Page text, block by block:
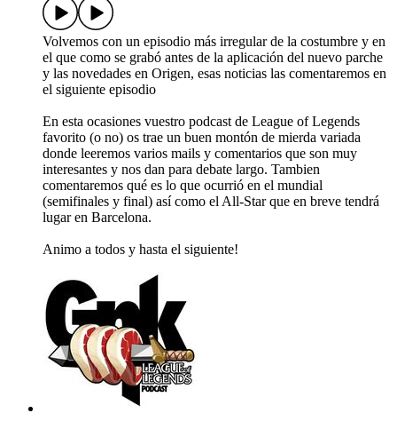
Volvemos con un episodio más irregular de la costumbre y en
el que como se grabó antes de la aplicación del nuevo parche
y las novedades en Origen, esas noticias las comentaremos en
el siguiente episodio
En esta ocasiones vuestro podcast de League of Legends
favorito (o no) os trae un buen montón de mierda variada
donde leeremos varios mails y comentarios que son muy
interesantes y nos dan para debate largo. Tambien
comentaremos qué es lo que ocurrió en el mundial
(semifinales y final) así como el All-Star que en breve tendrá
lugar en Barcelona.
Animo a todos y hasta el siguiente!